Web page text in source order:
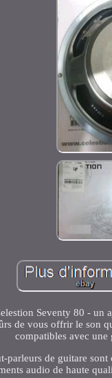
Seventy 80 -
de vous offrir le son
compatibles avec
parleurs de guitare
audio de haute